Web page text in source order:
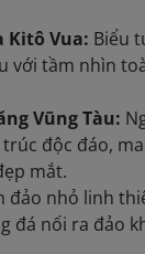
Kitô Vua: Biểu
với tầm nhìn
Vũng Tàu:
độc đáo,
mắt.
đảo nhỏ linh
đá nối ra đảo